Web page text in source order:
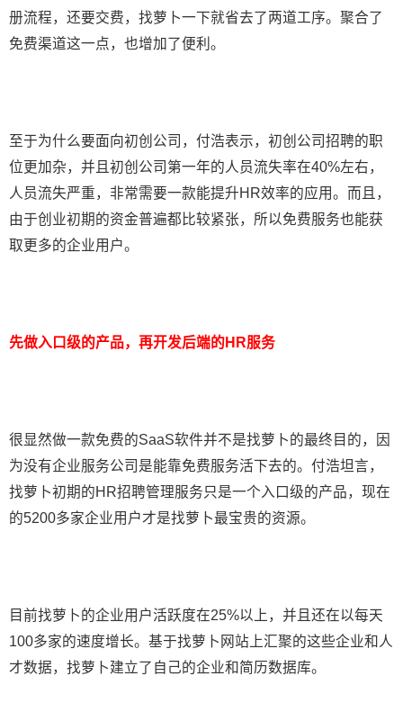
册流程，还要交费，找萝卜一下就省去了两道工序。聚合了
免费渠道这一点，也增加了便利。
至于为什么要面向初创公司，付浩表示，初创公司招聘的职
位更加杂，并且初创公司第一年的人员流失率在40%左右，
人员流失严重，非常需要一款能提升HR效率的应用。而且，
由于创业初期的资金普遍都比较紧张，所以免费服务也能获
取更多的企业用户。
先做入口级的产品，再开发后端的HR服务
很显然做一款免费的SaaS软件并不是找萝卜的最终目的，因
为没有企业服务公司是能靠免费服务活下去的。付浩坦言，
找萝卜初期的HR招聘管理服务只是一个入口级的产品，现在
的5200多家企业用户才是找萝卜最宝贵的资源。
目前找萝卜的企业用户活跃度在25%以上，并且还在以每天
100多家的速度增长。基于找萝卜网站上汇聚的这些企业和人
才数据，找萝卜建立了自己的企业和简历数据库。